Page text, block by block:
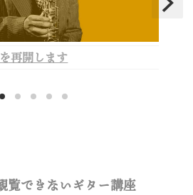
再開します
覧できないギター講座